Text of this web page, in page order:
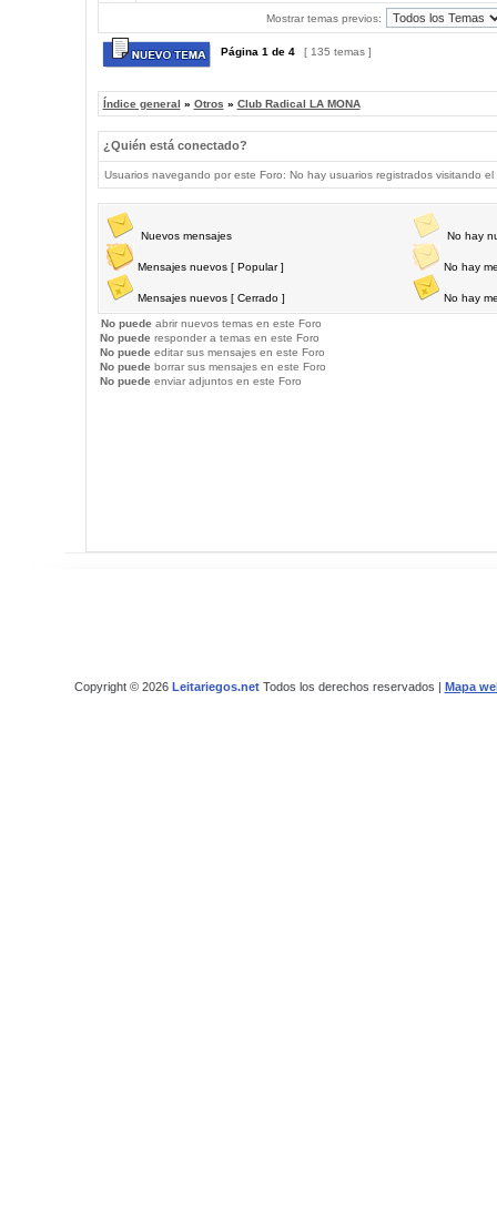
Mostrar temas previos:
Página 1 de 4 [ 135 temas ]
Índice general » Otros » Club Radical LA MONA
¿Quién está conectado?
Usuarios navegando por este Foro: No hay usuarios registrados visitando
Nuevos mensajes
Mensajes nuevos [ Popular ]
Mensajes nuevos [ Cerrado ]
No hay
No hay
No hay
No puede abrir nuevos temas en este Foro
No puede responder a temas en este Foro
No puede editar sus mensajes en este Foro
No puede borrar sus mensajes en este Foro
No puede enviar adjuntos en este Foro
Copyright © 2026 Leitariegos.netTodos los derechos reservados | Mapa